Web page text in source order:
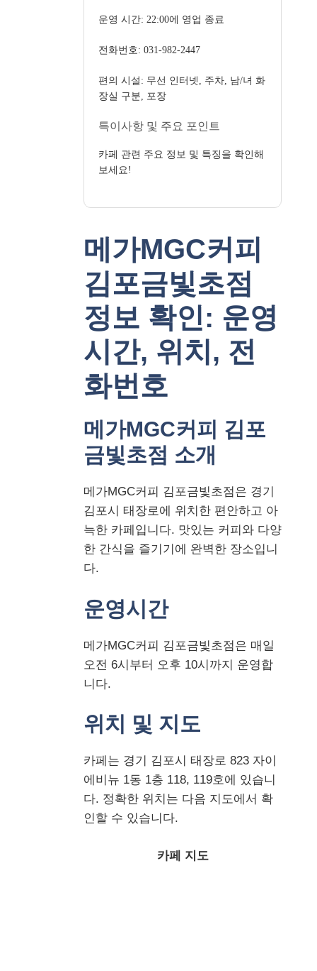
운영 시간: 22:00에 영업 종료
전화번호: 031-982-2447
편의 시설: 무선 인터넷, 주차, 남/녀 화
장실 구분, 포장
특이사항 및 주요 포인트
카페 관련 주요 정보 및 특징을 확인해
보세요!
메가MGC커피
김포금빛초점
정보 확인: 운영
시간, 위치, 전
화번호
메가MGC커피 김포
금빛초점 소개
메가MGC커피 김포금빛초점은 경기
김포시 태장로에 위치한 편안하고 아
늑한 카페입니다. 맛있는 커피와 다양
한 간식을 즐기기에 완벽한 장소입니
다.
운영시간
메가MGC커피 김포금빛초점은 매일
오전 6시부터 오후 10시까지 운영합
니다.
위치 및 지도
카페는 경기 김포시 태장로 823 자이
에비뉴 1동 1층 118, 119호에 있습니
다. 정확한 위치는 다음 지도에서 확
인할 수 있습니다.
카페 지도